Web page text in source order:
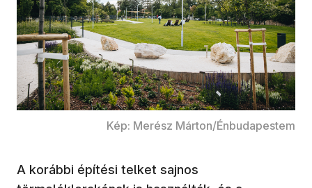
Kép: Merész Márton/Énbudapestem
A korábbi építési telket sajnos